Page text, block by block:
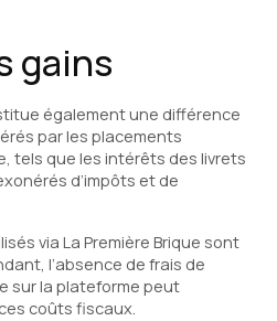
gains
également une différence
par les placements
tels que les intérêts des livrets
d’impôts et de
via La Première Brique sont
l’absence de frais de
sur la plateforme peut
coûts fiscaux.